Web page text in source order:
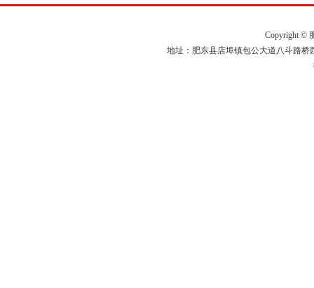
Copyright ©
地址：肥东县店埠镇包公大道八斗路